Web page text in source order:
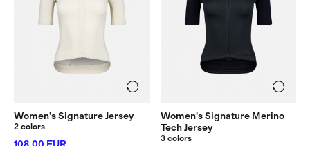
Women's Signature Jersey
2 colors
Women's Signature Merino
Tech Jersey
3 colors